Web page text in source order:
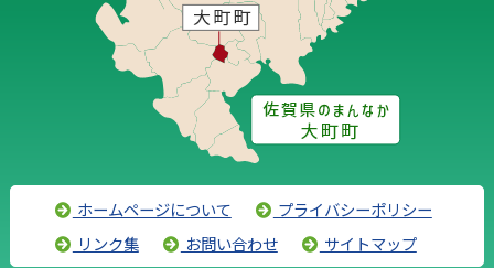
ホームページについて
プライバシーポリシー
リンク集
お問い合わせ サイトマップ